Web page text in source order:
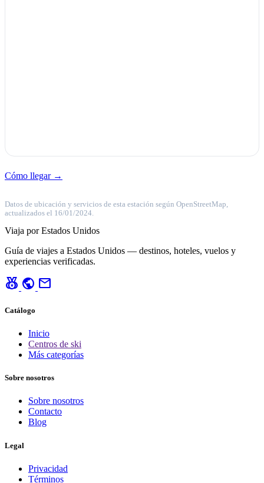
Cómo llegar →
Datos de ubicación y servicios de esta estación según OpenStreetMap,
actualizados el 16/01/2024.
Viaja por Estados Unidos
Guía de viajes a Estados Unidos — destinos, hoteles, vuelos y
experiencias verificadas.
social_leaderboard public mail
Catálogo
Inicio
Centros de ski
Más categorías
Sobre nosotros
Sobre nosotros
Contacto
Blog
Legal
Privacidad
Términos